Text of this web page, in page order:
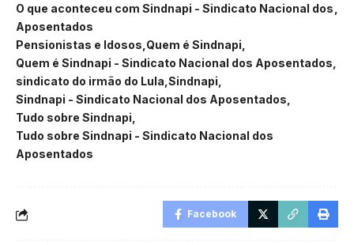
O que aconteceu com Sindnapi - Sindicato Nacional dos
Aposentados
Pensionistas e Idosos Quem é Sindnapi
Quem é Sindnapi - Sindicato Nacional dos Aposentados
sindicato do irmão do Lula Sindnapi
Sindnapi - Sindicato Nacional dos Aposentados
Tudo sobre Sindnapi
Tudo sobre Sindnapi - Sindicato Nacional dos
Aposentados
Facebook